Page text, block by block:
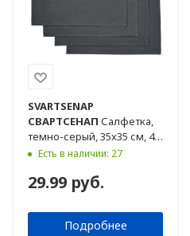
SVARTSENAP
СВАРТСЕНАП Салфетка,
темно-серый, 35x35 см, 4
штЕсть в наличии: 27
29.99 руб.
Подробнее